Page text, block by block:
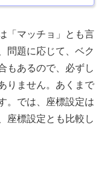
「マッチョ」とも言
問題に応じて、ベク
もあるので、必ずし
りません。あくまで
。では、座標設定は
座標設定とも比較し